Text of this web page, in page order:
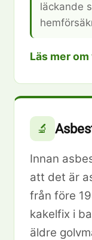
läckande
Läs mer
🔬
Innan
att det är
från före
kakelfix i
äldre